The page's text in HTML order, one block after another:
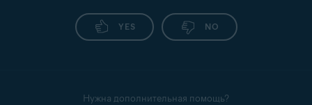
YES NO
Нужна дополнительная помощь?